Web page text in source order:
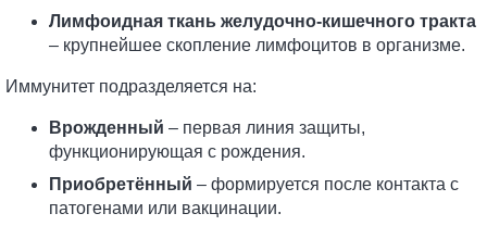
Лимфоидная ткань желудочно-кишечного тракта
– крупнейшее скопление лимфоцитов в организме.
Иммунитет подразделяется на:
Врожденный – первая линия защиты,
функционирующая с рождения.
Приобретённый – формируется после контакта с
патогенами или вакцинации.